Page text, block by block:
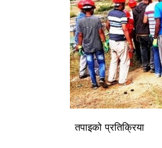
तपाइको प्रतिक्रिया